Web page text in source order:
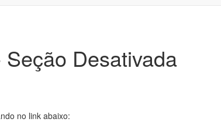
Desativada
no link abaixo: